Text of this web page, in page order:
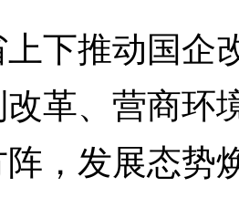
推动国企
革、营商环
，发展态势